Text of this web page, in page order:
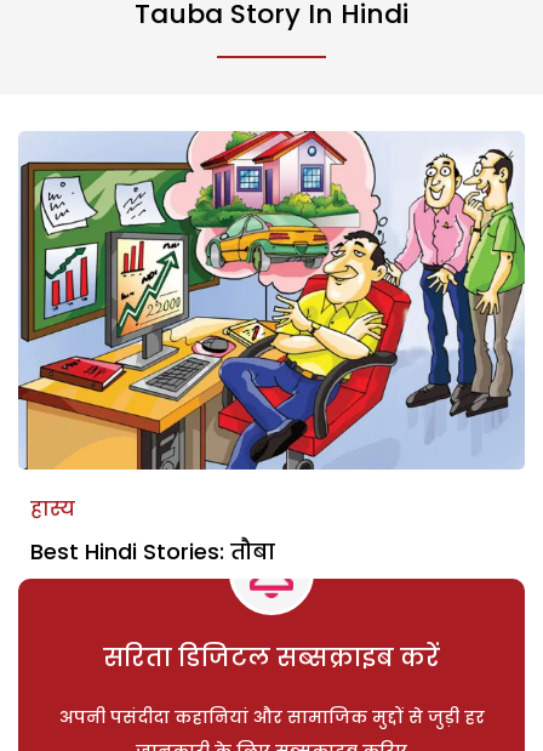
Tauba Story In Hindi
हास्य
Best Hindi Stories: तौबा
सरिता डिजिटल सब्सक्राइब करें
अपनी पसंदीदा कहानियां और सामाजिक मुद्दों से जुड़ी हर